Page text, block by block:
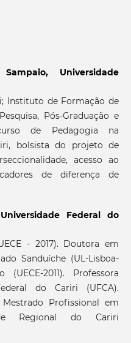
Sampaio, Universidade
Instituto de Formação de
Pós-Graduação e
de Pedagogia na
bolsista do projeto de
acesso ao
de diferença de
Universidade Federal do
- 2017). Doutora em
Sanduíche (UL-Lisboa-
2011). Professora
do Cariri (UFCA).
Profissional em
Regional do Cariri